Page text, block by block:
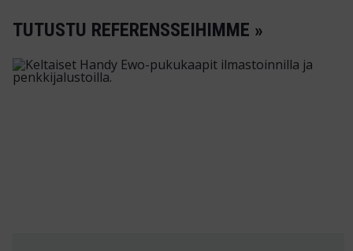
TUTUSTU REFERENSSEIHIMME »